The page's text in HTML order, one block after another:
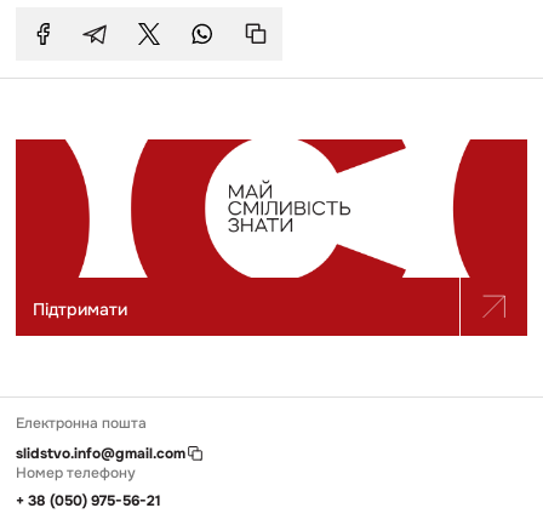
Підтримати
Електронна пошта
slidstvo.info@gmail.com
Номер телефону
+ 38 (050) 975-56-21